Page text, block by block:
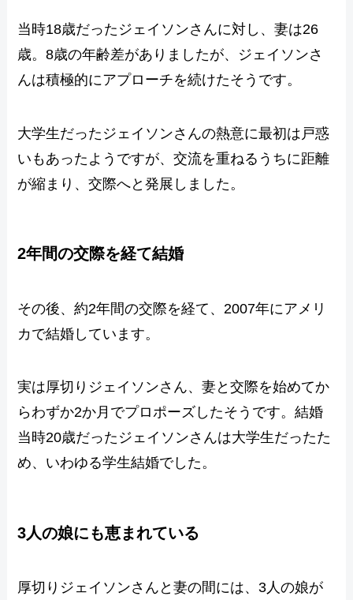
当時18歳だったジェイソンさんに対し、妻は26
歳。8歳の年齢差がありましたが、ジェイソンさ
んは積極的にアプローチを続けたそうです。
大学生だったジェイソンさんの熱意に最初は戸惑
いもあったようですが、交流を重ねるうちに距離
が縮まり、交際へと発展しました。
2年間の交際を経て結婚
その後、約2年間の交際を経て、2007年にアメリ
カで結婚しています。
実は厚切りジェイソンさん、妻と交際を始めてか
らわずか2か月でプロポーズしたそうです。結婚
当時20歳だったジェイソンさんは大学生だったた
め、いわゆる学生結婚でした。
3人の娘にも恵まれている
厚切りジェイソンさんと妻の間には、3人の娘が